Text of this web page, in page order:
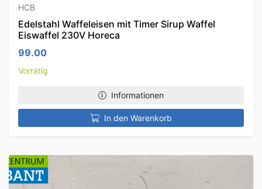
HCB
Edelstahl Waffeleisen mit Timer Sirup Waffel
Eiswaffel 230V Horeca
99.00
Vorrätig
Informationen
In den Warenkorb